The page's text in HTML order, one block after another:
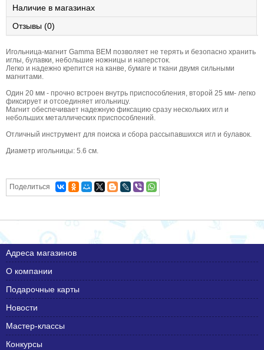
Наличие в магазинах
Отзывы (0)
Игольница-магнит Gamma BEM позволяет не терять и безопасно хранить
иглы, булавки, небольшие ножницы и наперсток.
Легко и надежно крепится на канве, бумаге и ткани двумя сильными
магнитами.
Один 20 мм - прочно встроен внутрь приспособления, второй 25 мм- легко
фиксирует и отсоединяет игольницу.
Магнит обеспечивает надежную фиксацию сразу нескольких игл и
небольших металлических приспособлений.
Отличный инструмент для поиска и сбора рассыпавшихся игл и булавок.
Диаметр игольницы: 5.6 см.
Поделиться
Адреса магазинов
О компании
Подарочные карты
Новости
Мастер-классы
Конкурсы